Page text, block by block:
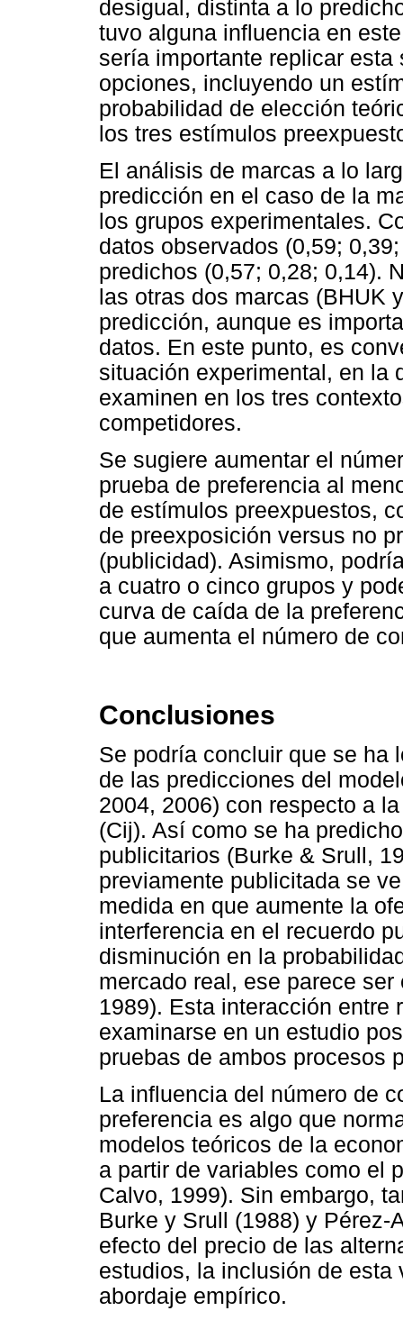
desigual, distinta a lo
tuvo alguna influencia en
sería importante replicar
opciones, incluyendo un
probabilidad de elección
los tres estímulos
El análisis de marcas a lo
predicción en el caso de la
los grupos experimentales.
datos observados (0,59;
predichos (0,57; 0,28; 0,14).
las otras dos marcas (BHUK
predicción, aunque es
datos. En este punto, es
situación experimental, en la
examinen en los tres
competidores.
Se sugiere aumentar el
prueba de preferencia al
de estímulos preexpuestos,
de preexposición versus no
(publicidad). Asimismo,
a cuatro o cinco grupos y
curva de caída de la
que aumenta el número de
Conclusiones
Se podría concluir que se ha
de las predicciones del
2004, 2006) con respecto a
(Cij). Así como se ha
publicitarios (Burke & Srull,
previamente publicitada se
medida en que aumente la
interferencia en el recuerdo
disminución en la
mercado real, ese parece
1989). Esta interacción entre
examinarse en un estudio
pruebas de ambos procesos
La influencia del número de
preferencia es algo que
modelos teóricos de la
a partir de variables como el
Calvo, 1999). Sin embargo,
Burke y Srull (1988) y
efecto del precio de las
estudios, la inclusión de
abordaje empírico.